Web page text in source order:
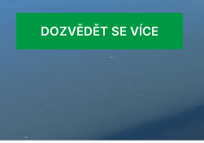
DOZVĚDĚT SE VÍCE